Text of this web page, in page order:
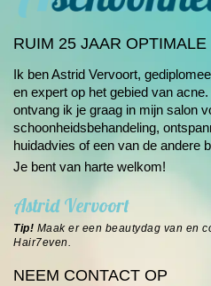
RUIM 25 JAAR
Ik ben Astrid Vervoort,
en expert op het gebied van acne
ontvang ik je graag in mijn salon
schoonheids­behandeling,
huidadvies of een van de andere
Je bent van harte welkom!
Astrid Vervoort
Tip! Maak er een beautydag van en
Hair7even.
NEEM CONTACT OP